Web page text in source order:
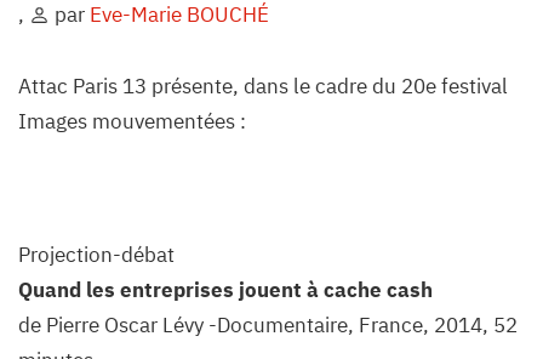
, par Eve-Marie BOUCHÉ
Attac Paris 13 présente, dans le cadre du 20e festival
Images mouvementées :
Projection-débat
Quand les entreprises jouent à cache cash
de Pierre Oscar Lévy -Documentaire, France, 2014, 52